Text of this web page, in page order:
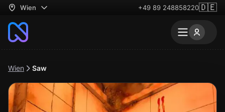
Wien +49 89 248858220🇩🇪
Wien Saw